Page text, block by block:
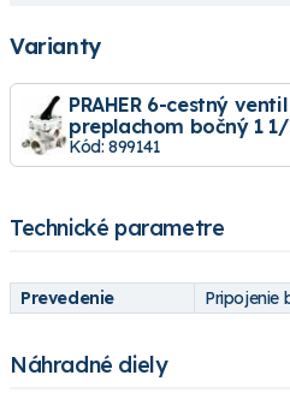
Varianty
PRAHER 6-cestný
preplachom bočný 1
Kód: 899141
Technické parametre
Prevedenie Pripojenie
Náhradné diely